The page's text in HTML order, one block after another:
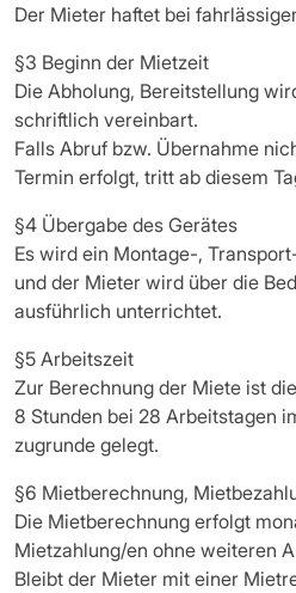
Der Mieter haftet bei
§3 Beginn der Mietzeit
Die Abholung, Bereitstellung
schriftlich vereinbart.
Falls Abruf bzw. Übernahme
Termin erfolgt, tritt ab diesem
§4 Übergabe des Gerätes
Es wird ein Montage-,
und der Mieter wird über die
ausführlich unterrichtet.
§5 Arbeitszeit
Zur Berechnung der Miete ist
8 Stunden bei 28 Arbeitstagen
zugrunde gelegt.
§6 Mietberechnung,
Die Mietberechnung erfolgt
Mietzahlung/en ohne weiteren
Bleibt der Mieter mit einer